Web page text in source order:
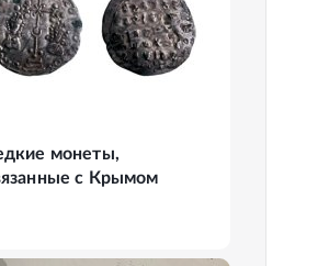
монеты,
с Крымом